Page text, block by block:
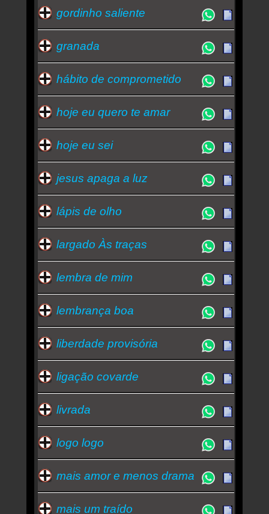
gordinho saliente
granada
hábito de comprometido
hoje eu quero te amar
hoje eu sei
jesus apaga a luz
lápis de olho
largado Às traças
lembra de mim
lembrança boa
liberdade provisória
ligação covarde
livrada
logo logo
mais amor e menos drama
mais um traído